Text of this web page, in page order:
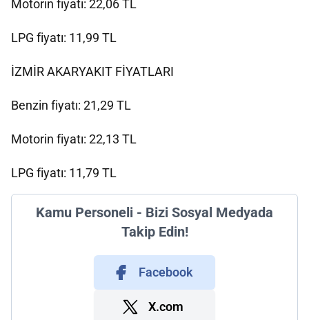
Motorin fiyatı: 22,06 TL
LPG fiyatı: 11,99 TL
İZMİR AKARYAKIT FİYATLARI
Benzin fiyatı: 21,29 TL
Motorin fiyatı: 22,13 TL
LPG fiyatı: 11,79 TL
Kamu Personeli - Bizi Sosyal Medyada
Takip Edin!
Facebook
X.com